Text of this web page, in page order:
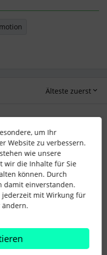
Älteste zuerst
jeweiligen Stelle und dann
alles anpassen was du
Kraft voraus in Richtung
um Ihr
Website zu verbessern.
wie unsere
wir die Inhalte für Sie
können. Durch
damit einverstanden.
jederzeit mit Wirkung für